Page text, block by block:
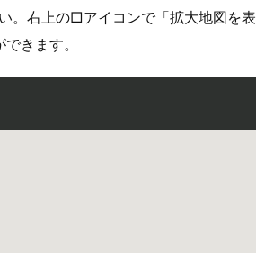
。右上の□アイコンで「拡大地図を表
きます。